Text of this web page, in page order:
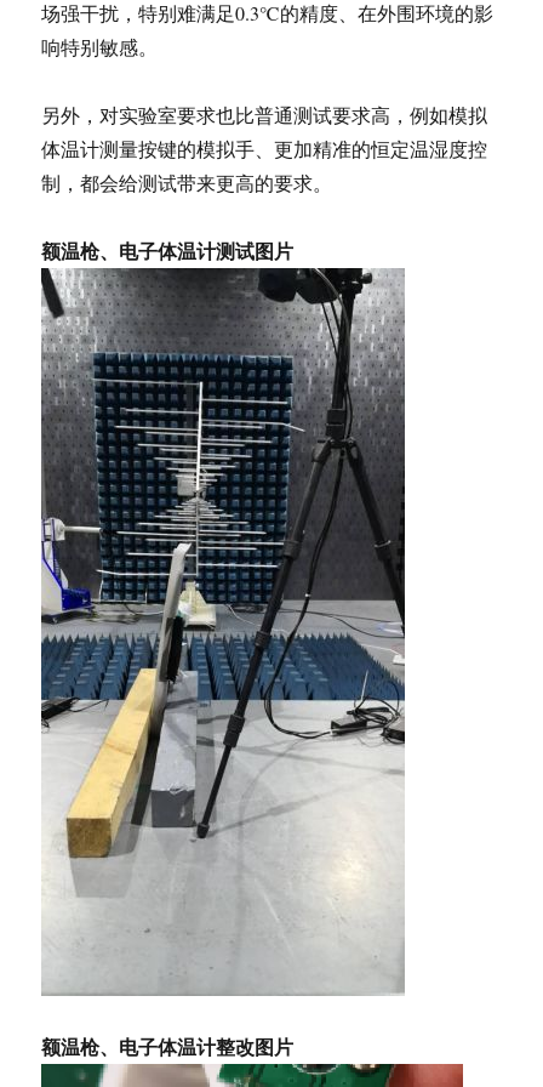
场强干扰，特别难满足0.3℃的精度、在外围环境的影
响特别敏感。
另外，对实验室要求也比普通测试要求高，例如模拟
体温计测量按键的模拟手、更加精准的恒定温湿度控
制，都会给测试带来更高的要求。
额温枪、电子体温计测试图片
额温枪、电子体温计整改图片